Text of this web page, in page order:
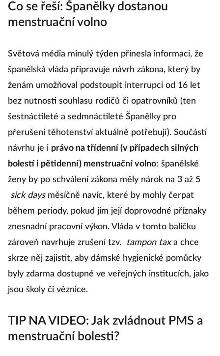
Co se řeší: Španělky dostanou
menstruační volno
Světová média minulý týden přinesla informaci, že
španělská vláda připravuje návrh zákona, který by
ženám umožňoval podstoupit interrupci od 16 let
bez nutnosti souhlasu rodičů či opatrovníků (ten
šestnáctileté a sedmnáctileté Španělky pro
přerušení těhotenství aktuálně potřebují). Součástí
návrhu je i právo na třídenní (v případech silných
bolestí i pětidenní) menstruační volno: španělské
ženy by po schválení zákona měly nárok na 3 až 5
sick daysměsíčně navíc, které by mohly čerpat
během periody, pokud jim její doprovodné příznaky
znesnadní pracovní výkon. Vláda v tomto balíčku
zároveň navrhuje zrušení tzv.
tampon taxa chce
skrze něj zajistit, aby dámské hygienické pomůcky
byly zdarma dostupné ve veřejných institucích, jako
jsou školy či věznice.
TIP NA VIDEO: Jak zvládnout PMS a
menstruační bolesti?